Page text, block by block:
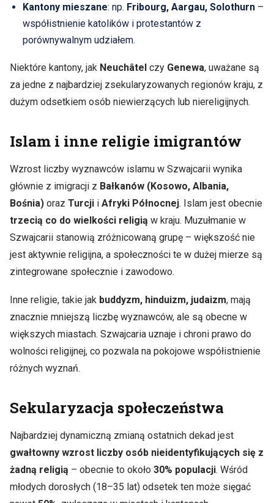
Kantony mieszane: np. Fribourg, Aargau, Solothurn–
współistnienie katolików i protestantów z
porównywalnym udziałem.
Niektóre kantony, jak Neuchâtel czy Genewa, uważane są
za jedne z najbardziej zsekularyzowanych regionów kraju, z
dużym odsetkiem osób niewierzących lub niereligijnych.
Islam i inne religie imigrantów
Wzrost liczby wyznawców islamu w Szwajcarii wynika
głównie z imigracji z Bałkanów (Kosowo, Albania,
Bośnia) oraz Turcji i Afryki Północnej. Islam jest obecnie
trzecią co do wielkości religią w kraju. Muzułmanie w
Szwajcarii stanowią zróżnicowaną grupę – większość nie
jest aktywnie religijna, a społeczności te w dużej mierze są
zintegrowane społecznie i zawodowo.
Inne religie, takie jak buddyzm, hinduizm, judaizm, mają
znacznie mniejszą liczbę wyznawców, ale są obecne w
większych miastach. Szwajcaria uznaje i chroni prawo do
wolności religijnej, co pozwala na pokojowe współistnienie
różnych wyznań.
Sekularyzacja społeczeństwa
Najbardziej dynamiczną zmianą ostatnich dekad jest
gwałtowny wzrost liczby osób nieidentyfikujących się z
żadną religią – obecnie to około 30% populacji. Wśród
młodych dorosłych (18–35 lat) odsetek ten może sięgać